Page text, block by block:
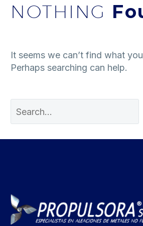
NOTHING
It seems we can’t find what
Perhaps searching can help.